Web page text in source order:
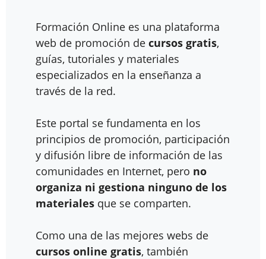
Formación Online es una plataforma
web de promoción de cursos gratis,
guías, tutoriales y materiales
especializados en la enseñanza a
través de la red.
Este portal se fundamenta en los
principios de promoción, participación
y difusión libre de información de las
comunidades en Internet, pero no
organiza ni gestiona ninguno de los
materiales que se comparten.
Como una de las mejores webs de
cursos online gratis, también